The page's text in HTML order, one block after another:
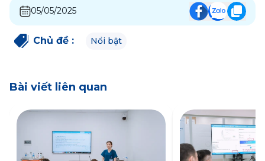
05/05/2025
Chủ đề : Nổi bật
Bài viết liên quan